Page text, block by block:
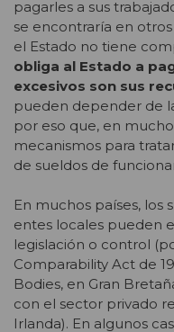
pagarles a sus
se encontraría en
el Estado no tiene
obliga al Estado a
excesivos son sus
pueden depender de
por eso que, en
mecanismos para
de sueldos de
En muchos países, los
entes locales pueden
legislación o control
Comparability Act de
Bodies, en Gran
con el sector privado
Irlanda). En algunos